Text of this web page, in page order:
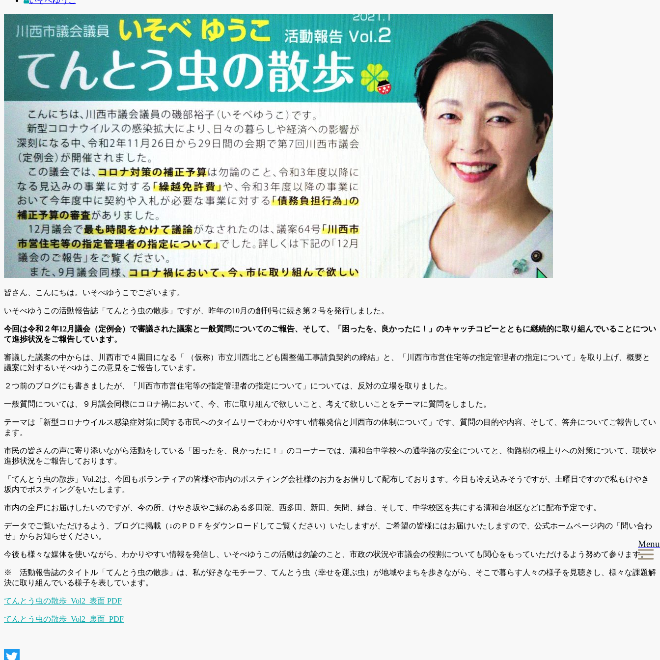
Menu
皆さん、こんにちは。いそべゆうこでございます。
いそべゆうこの活動報告誌「てんとう虫の散歩」ですが、昨年の10月の創刊号に続き第２号を発行しました。
今回は令和２年12月議会（定例会）で審議された議案と一般質問についてのご報告、そして、「困ったを、良かったに！」のキャッチコピーとともに継続的に取り組んでいることについ
て進捗状況をご報告しています。
審議した議案の中からは、川西市で４園目になる「 （仮称）市立川西北こども園整備工事請負契約の締結」と、「川西市市営住宅等の指定管理者の指定について」を取り上げ、概要と
議案に対するいそべゆうこの意見をご報告しています。
２つ前のブログにも書きましたが、「川西市市営住宅等の指定管理者の指定について」については、反対の立場を取りました。
一般質問については、９月議会同様にコロナ禍において、今、市に取り組んで欲しいこと、考えて欲しいことをテーマに質問をしました。
テーマは「新型コロナウイルス感染症対策に関する市民へのタイムリーでわかりやすい情報発信と川西市の体制について」です。質問の目的や内容、そして、答弁についてご報告してい
ます。
市民の皆さんの声に寄り添いながら活動をしている「困ったを、良かったに！」のコーナーでは、清和台中学校への通学路の安全についてと、街路樹の根上りへの対策について、現状や
進捗状況をご報告しております。
「てんとう虫の散歩」Vol.2は、今回もボランティアの皆様や市内のポスティング会社様のお力をお借りして配布しております。今日も冷え込みそうですが、土曜日ですので私もけやき
坂内でポスティングをいたします。
市内の全戸にお届けしたいのですが、今の所、けやき坂やご縁のある多田院、西多田、新田、矢問、緑台、そして、中学校区を共にする清和台地区などに配布予定です。
データでご覧いただけるよう、ブログに掲載（↓のＰＤＦをダウンロードしてご覧ください）いたしますが、ご希望の皆様にはお届けいたしますので、公式ホームページ内の「問い合わ
せ」からお知らせください。
今後も様々な媒体を使いながら、わかりやすい情報を発信し、いそべゆうこの活動は勿論のこと、市政の状況や市議会の役割についても関心をもっていただけるよう努めて参ります。
※ 活動報告誌のタイトル「てんとう虫の散歩」は、私が好きなモチーフ、てんとう虫（幸せを運ぶ虫）が地域やまちを歩きながら、そこで暮らす人々の様子を見聴きし、様々な課題解
決に取り組んでいる様子を表しています。
てんとう虫の散歩_Vol2_表面 PDF
てんとう虫の散歩_Vol2_裏面_PDF